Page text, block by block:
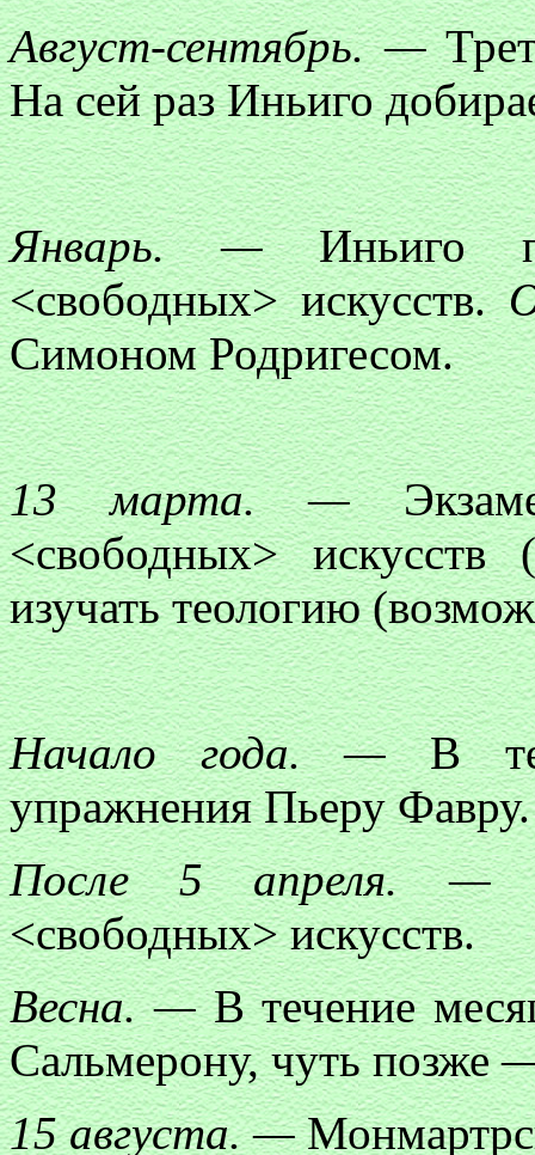
Август-сентябрь. —
На сей раз Иньиго
Январь. —Иньиго
<свободных> искусств.
Симоном Родригесом.
13 марта. —
<свободных> искусств
изучать теологию
Начало года. —В
упражнения Пьеру Фавру.
После 5 апреля. —
<свободных> искусств.
Весна. —В течение
Сальмерону, чуть позже
15 августа. —